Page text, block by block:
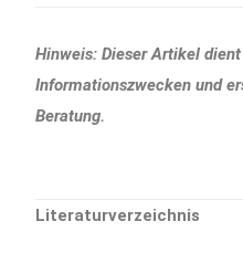
Hinweis: Dieser Artikel
Informationszwecken und
Beratung.
Literaturverzeichnis